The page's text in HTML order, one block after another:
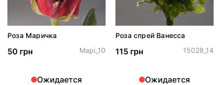
Роза Маричка
50 грн Марі_10
Ожидается
Роза спрей Ванесса
115 грн 15028_14
Ожидается